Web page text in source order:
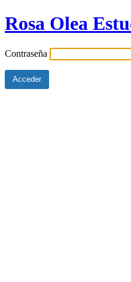
Rosa Olea
Contraseña